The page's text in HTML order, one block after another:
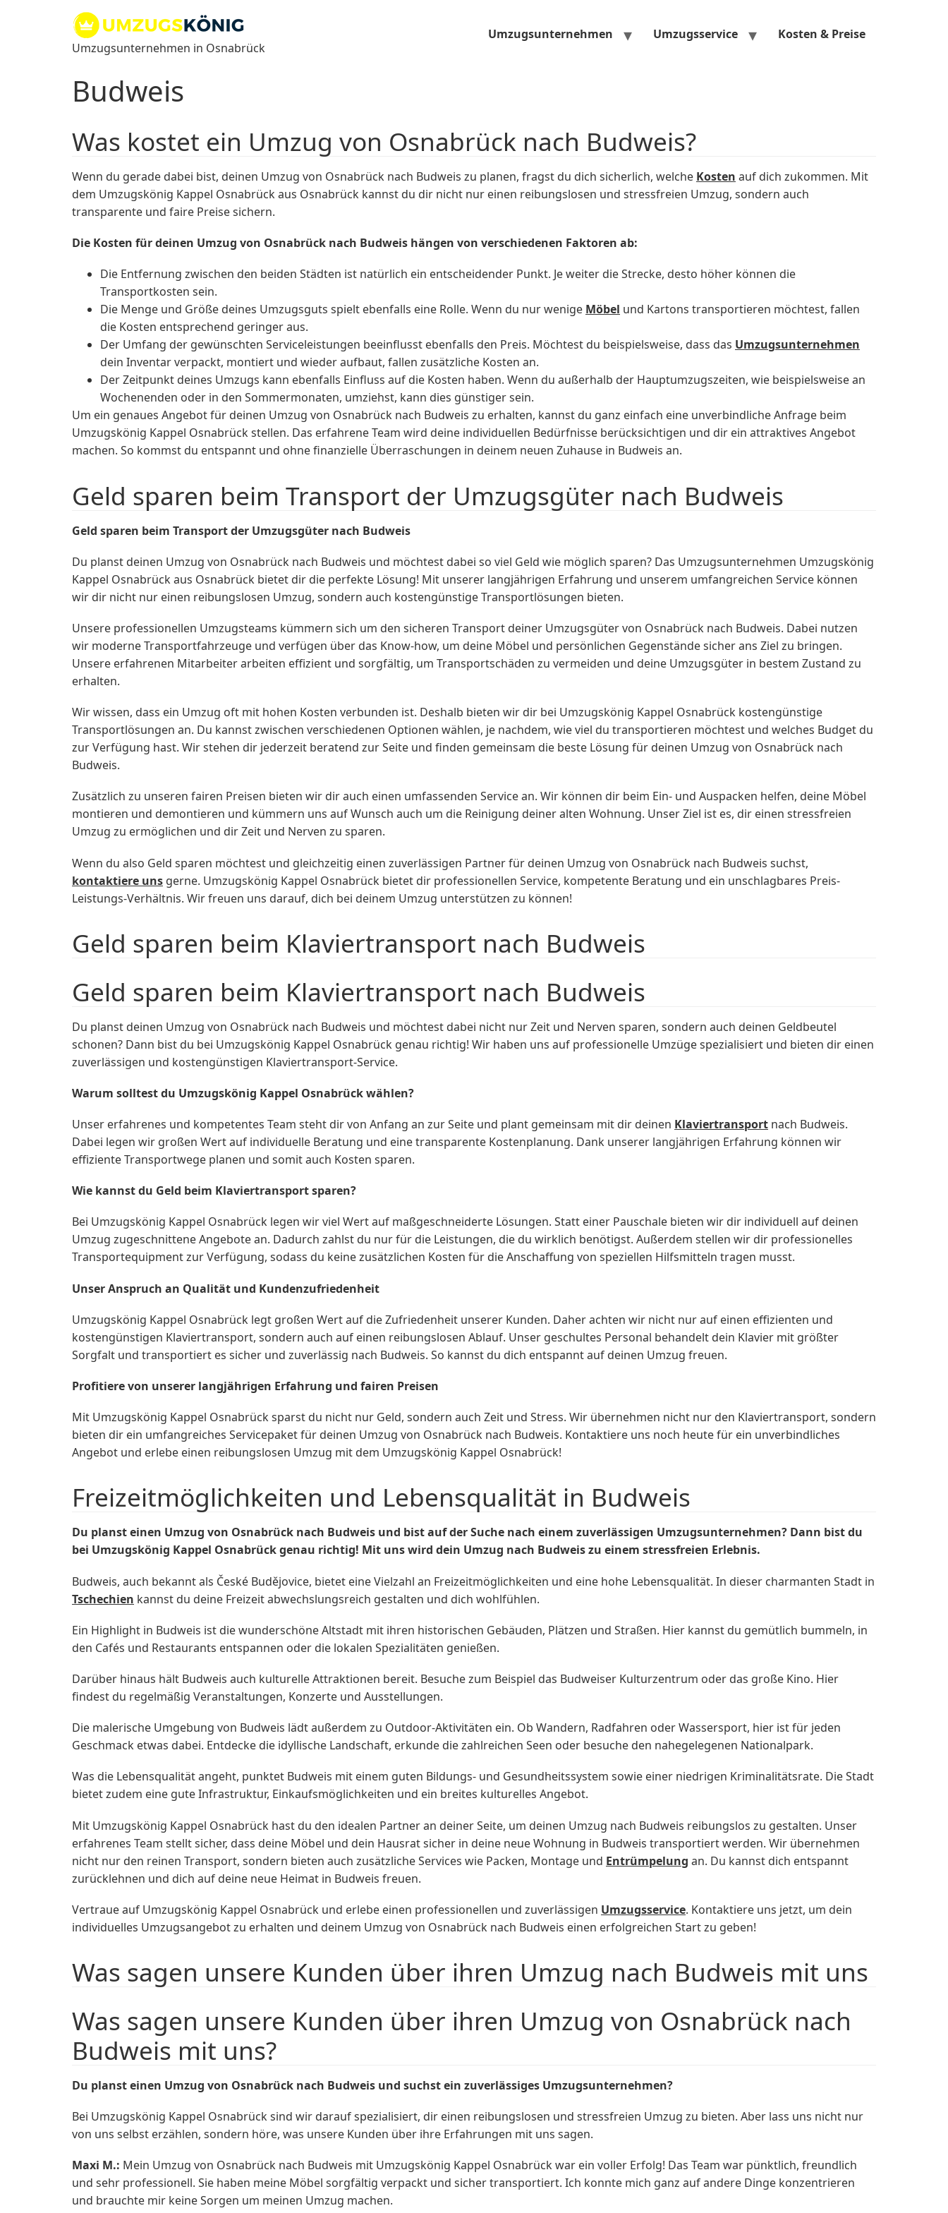
Umzugsunternehmen in Osnabrück
Umzugsunternehmen Umzugsservice Kosten & Preise
Budweis
Was kostet ein Umzug von Osnabrück nach Budweis?
Wenn du gerade dabei bist, deinen Umzug von Osnabrück nach Budweis zu planen, fragst du dich sicherlich, welche Kosten auf dich zukommen. Mit
dem Umzugskönig Kappel Osnabrück aus Osnabrück kannst du dir nicht nur einen reibungslosen und stressfreien Umzug, sondern auch
transparente und faire Preise sichern.
Die Kosten für deinen Umzug von Osnabrück nach Budweis hängen von verschiedenen Faktoren ab:
Die Entfernung zwischen den beiden Städten ist natürlich ein entscheidender Punkt. Je weiter die Strecke, desto höher können die
Transportkosten sein.
Die Menge und Größe deines Umzugsguts spielt ebenfalls eine Rolle. Wenn du nur wenige Möbel und Kartons transportieren möchtest, fallen
die Kosten entsprechend geringer aus.
Der Umfang der gewünschten Serviceleistungen beeinflusst ebenfalls den Preis. Möchtest du beispielsweise, dass das Umzugsunternehmen
dein Inventar verpackt, montiert und wieder aufbaut, fallen zusätzliche Kosten an.
Der Zeitpunkt deines Umzugs kann ebenfalls Einfluss auf die Kosten haben. Wenn du außerhalb der Hauptumzugszeiten, wie beispielsweise an
Wochenenden oder in den Sommermonaten, umziehst, kann dies günstiger sein.
Um ein genaues Angebot für deinen Umzug von Osnabrück nach Budweis zu erhalten, kannst du ganz einfach eine unverbindliche Anfrage beim
Umzugskönig Kappel Osnabrück stellen. Das erfahrene Team wird deine individuellen Bedürfnisse berücksichtigen und dir ein attraktives Angebot
machen. So kommst du entspannt und ohne finanzielle Überraschungen in deinem neuen Zuhause in Budweis an.
Geld sparen beim Transport der Umzugsgüter nach Budweis
Geld sparen beim Transport der Umzugsgüter nach Budweis
Du planst deinen Umzug von Osnabrück nach Budweis und möchtest dabei so viel Geld wie möglich sparen? Das Umzugsunternehmen Umzugskönig
Kappel Osnabrück aus Osnabrück bietet dir die perfekte Lösung! Mit unserer langjährigen Erfahrung und unserem umfangreichen Service können
wir dir nicht nur einen reibungslosen Umzug, sondern auch kostengünstige Transportlösungen bieten.
Unsere professionellen Umzugsteams kümmern sich um den sicheren Transport deiner Umzugsgüter von Osnabrück nach Budweis. Dabei nutzen
wir moderne Transportfahrzeuge und verfügen über das Know-how, um deine Möbel und persönlichen Gegenstände sicher ans Ziel zu bringen.
Unsere erfahrenen Mitarbeiter arbeiten effizient und sorgfältig, um Transportschäden zu vermeiden und deine Umzugsgüter in bestem Zustand zu
erhalten.
Wir wissen, dass ein Umzug oft mit hohen Kosten verbunden ist. Deshalb bieten wir dir bei Umzugskönig Kappel Osnabrück kostengünstige
Transportlösungen an. Du kannst zwischen verschiedenen Optionen wählen, je nachdem, wie viel du transportieren möchtest und welches Budget du
zur Verfügung hast. Wir stehen dir jederzeit beratend zur Seite und finden gemeinsam die beste Lösung für deinen Umzug von Osnabrück nach
Budweis.
Zusätzlich zu unseren fairen Preisen bieten wir dir auch einen umfassenden Service an. Wir können dir beim Ein- und Auspacken helfen, deine Möbel
montieren und demontieren und kümmern uns auf Wunsch auch um die Reinigung deiner alten Wohnung. Unser Ziel ist es, dir einen stressfreien
Umzug zu ermöglichen und dir Zeit und Nerven zu sparen.
Wenn du also Geld sparen möchtest und gleichzeitig einen zuverlässigen Partner für deinen Umzug von Osnabrück nach Budweis suchst,
kontaktiere uns gerne. Umzugskönig Kappel Osnabrück bietet dir professionellen Service, kompetente Beratung und ein unschlagbares Preis-
Leistungs-Verhältnis. Wir freuen uns darauf, dich bei deinem Umzug unterstützen zu können!
Geld sparen beim Klaviertransport nach Budweis
Geld sparen beim Klaviertransport nach Budweis
Du planst deinen Umzug von Osnabrück nach Budweis und möchtest dabei nicht nur Zeit und Nerven sparen, sondern auch deinen Geldbeutel
schonen? Dann bist du bei Umzugskönig Kappel Osnabrück genau richtig! Wir haben uns auf professionelle Umzüge spezialisiert und bieten dir einen
zuverlässigen und kostengünstigen Klaviertransport-Service.
Warum solltest du Umzugskönig Kappel Osnabrück wählen?
Unser erfahrenes und kompetentes Team steht dir von Anfang an zur Seite und plant gemeinsam mit dir deinen Klaviertransport nach Budweis.
Dabei legen wir großen Wert auf individuelle Beratung und eine transparente Kostenplanung. Dank unserer langjährigen Erfahrung können wir
effiziente Transportwege planen und somit auch Kosten sparen.
Wie kannst du Geld beim Klaviertransport sparen?
Bei Umzugskönig Kappel Osnabrück legen wir viel Wert auf maßgeschneiderte Lösungen. Statt einer Pauschale bieten wir dir individuell auf deinen
Umzug zugeschnittene Angebote an. Dadurch zahlst du nur für die Leistungen, die du wirklich benötigst. Außerdem stellen wir dir professionelles
Transportequipment zur Verfügung, sodass du keine zusätzlichen Kosten für die Anschaffung von speziellen Hilfsmitteln tragen musst.
Unser Anspruch an Qualität und Kundenzufriedenheit
Umzugskönig Kappel Osnabrück legt großen Wert auf die Zufriedenheit unserer Kunden. Daher achten wir nicht nur auf einen effizienten und
kostengünstigen Klaviertransport, sondern auch auf einen reibungslosen Ablauf. Unser geschultes Personal behandelt dein Klavier mit größter
Sorgfalt und transportiert es sicher und zuverlässig nach Budweis. So kannst du dich entspannt auf deinen Umzug freuen.
Profitiere von unserer langjährigen Erfahrung und fairen Preisen
Mit Umzugskönig Kappel Osnabrück sparst du nicht nur Geld, sondern auch Zeit und Stress. Wir übernehmen nicht nur den Klaviertransport, sondern
bieten dir ein umfangreiches Servicepaket für deinen Umzug von Osnabrück nach Budweis. Kontaktiere uns noch heute für ein unverbindliches
Angebot und erlebe einen reibungslosen Umzug mit dem Umzugskönig Kappel Osnabrück!
Freizeitmöglichkeiten und Lebensqualität in Budweis
Du planst einen Umzug von Osnabrück nach Budweis und bist auf der Suche nach einem zuverlässigen Umzugsunternehmen? Dann bist du
bei Umzugskönig Kappel Osnabrück genau richtig! Mit uns wird dein Umzug nach Budweis zu einem stressfreien Erlebnis.
Budweis, auch bekannt als České Budějovice, bietet eine Vielzahl an Freizeitmöglichkeiten und eine hohe Lebensqualität. In dieser charmanten Stadt in
Tschechien kannst du deine Freizeit abwechslungsreich gestalten und dich wohlfühlen.
Ein Highlight in Budweis ist die wunderschöne Altstadt mit ihren historischen Gebäuden, Plätzen und Straßen. Hier kannst du gemütlich bummeln, in
den Cafés und Restaurants entspannen oder die lokalen Spezialitäten genießen.
Darüber hinaus hält Budweis auch kulturelle Attraktionen bereit. Besuche zum Beispiel das Budweiser Kulturzentrum oder das große Kino. Hier
findest du regelmäßig Veranstaltungen, Konzerte und Ausstellungen.
Die malerische Umgebung von Budweis lädt außerdem zu Outdoor-Aktivitäten ein. Ob Wandern, Radfahren oder Wassersport, hier ist für jeden
Geschmack etwas dabei. Entdecke die idyllische Landschaft, erkunde die zahlreichen Seen oder besuche den nahegelegenen Nationalpark.
Was die Lebensqualität angeht, punktet Budweis mit einem guten Bildungs- und Gesundheitssystem sowie einer niedrigen Kriminalitätsrate. Die Stadt
bietet zudem eine gute Infrastruktur, Einkaufsmöglichkeiten und ein breites kulturelles Angebot.
Mit Umzugskönig Kappel Osnabrück hast du den idealen Partner an deiner Seite, um deinen Umzug nach Budweis reibungslos zu gestalten. Unser
erfahrenes Team stellt sicher, dass deine Möbel und dein Hausrat sicher in deine neue Wohnung in Budweis transportiert werden. Wir übernehmen
nicht nur den reinen Transport, sondern bieten auch zusätzliche Services wie Packen, Montage und Entrümpelung an. Du kannst dich entspannt
zurücklehnen und dich auf deine neue Heimat in Budweis freuen.
Vertraue auf Umzugskönig Kappel Osnabrück und erlebe einen professionellen und zuverlässigen Umzugsservice. Kontaktiere uns jetzt, um dein
individuelles Umzugsangebot zu erhalten und deinem Umzug von Osnabrück nach Budweis einen erfolgreichen Start zu geben!
Was sagen unsere Kunden über ihren Umzug nach Budweis mit uns
Was sagen unsere Kunden über ihren Umzug von Osnabrück nach
Budweis mit uns?
Du planst einen Umzug von Osnabrück nach Budweis und suchst ein zuverlässiges Umzugsunternehmen?
Bei Umzugskönig Kappel Osnabrück sind wir darauf spezialisiert, dir einen reibungslosen und stressfreien Umzug zu bieten. Aber lass uns nicht nur
von uns selbst erzählen, sondern höre, was unsere Kunden über ihre Erfahrungen mit uns sagen.
Maxi M.: Mein Umzug von Osnabrück nach Budweis mit Umzugskönig Kappel Osnabrück war ein voller Erfolg! Das Team war pünktlich, freundlich
und sehr professionell. Sie haben meine Möbel sorgfältig verpackt und sicher transportiert. Ich konnte mich ganz auf andere Dinge konzentrieren
und brauchte mir keine Sorgen um meinen Umzug machen.